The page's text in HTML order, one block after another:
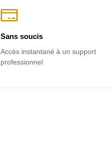
Sans soucis
Accès instantané à un support
professionnel